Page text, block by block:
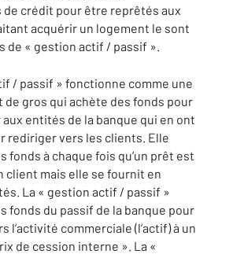
crédit pour être reprêtés aux
acquérir un logement le sont
de « gestion actif / passif ».
/ passif » fonctionne comme une
de gros qui achète des fonds pour
entités de la banque qui en ont
rediriger vers les clients. Elle
fonds à chaque fois qu’un prêt est
client mais elle se fournit en
La « gestion actif / passif »
fonds du passif de la banque pour
l’activité commerciale (l’actif) à un
de cession interne ». La «